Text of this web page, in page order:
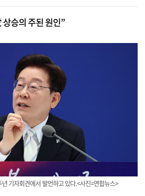
승의 주된 원인”
기자회견에서 발언하고 있다.<사진=연합뉴스>